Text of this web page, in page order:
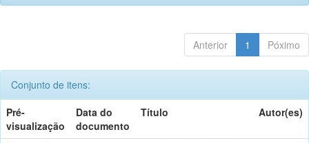
Anterior 1 Póximo
Conjunto de itens:
Pré-
visualização
Data do
documento
Título Autor(es)